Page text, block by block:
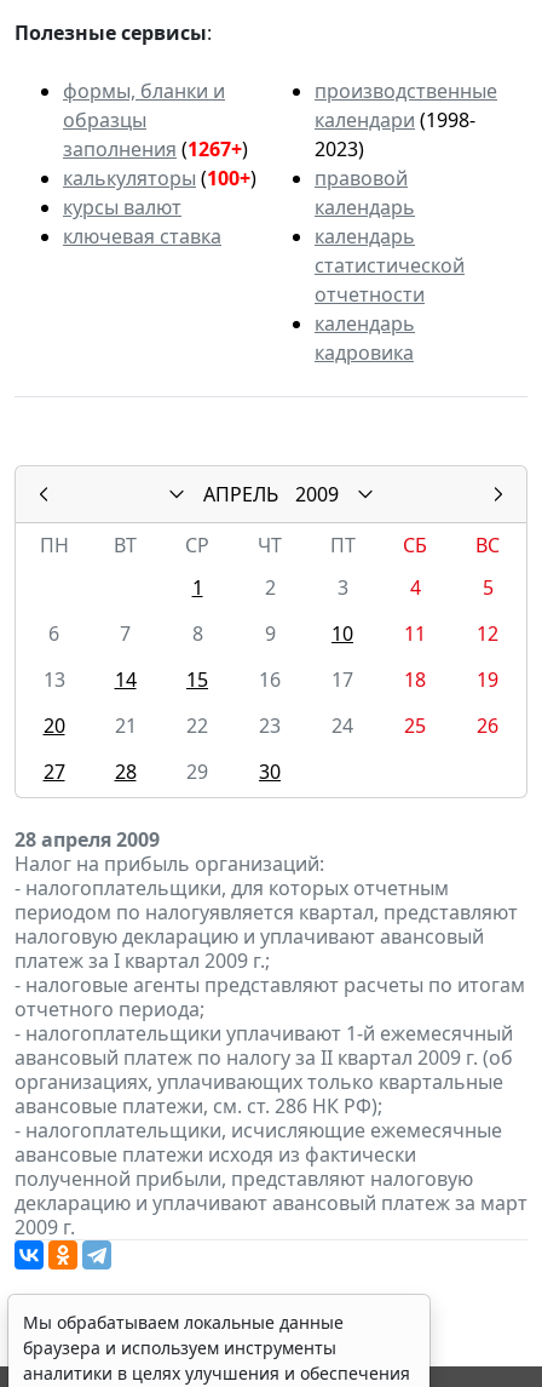
Полезные сервисы:
формы, бланки и
образцы
заполнения (1267+)
калькуляторы (100+)
курсы валют
ключевая ставка
производственные
календари (1998-
2023)
правовой
календарь
календарь
статистической
отчетности
календарь
кадровика
АПРЕЛЬ
2009
ПН
ВТ СР ЧТ ПТ СБ
ВС
1
2 3 4
5
6
7 8 9 10 11
12
13
14 15 16 17 18
19
20
21 22 23 24 25
26
27
28 29 30
28 апреля 2009
Налог на прибыль организаций:
- налогоплательщики, для которых отчетным
периодом по налогуявляется квартал, представляют
налоговую декларацию и уплачивают авансовый
платеж за I квартал 2009 г.;
- налоговые агенты представляют расчеты по итогам
отчетного периода;
- налогоплательщики уплачивают 1-й ежемесячный
авансовый платеж по налогу за II квартал 2009 г. (об
организациях, уплачивающих только квартальные
авансовые платежи, см. ст. 286 НК РФ);
- налогоплательщики, исчисляющие ежемесячные
авансовые платежи исходя из фактически
полученной прибыли, представляют налоговую
декларацию и уплачивают авансовый платеж за март
2009 г.
Мы обрабатываем локальные данные
браузера и используем инструменты
аналитики в целях улучшения и обеспечения